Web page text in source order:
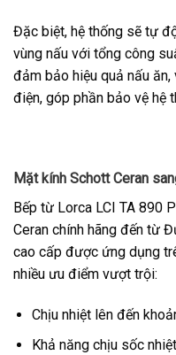
Đặc biệt, hệ thống sẽ tự
vùng nấu với tổng công
đảm bảo hiệu quả nấu
điện, góp phần bảo vệ hệ
Mặt kính Schott Ceran
Bếp từ Lorca LCI TA 890
Ceran chính hãng đến từ
cao cấp được ứng dụng
nhiều ưu điểm vượt trội:
Chịu nhiệt lên đến
Khả năng chịu sốc